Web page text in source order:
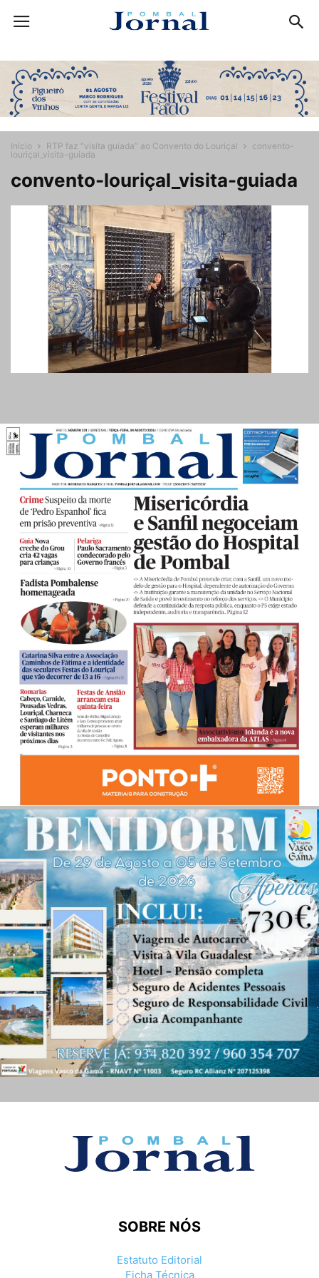
Início RTP faz “visita guiada” ao Convento do Louriçal
convento-
louriçal_visita-guiada
convento-louriçal_visita-guiada
SOBRE NÓS
Estatuto Editorial
Ficha Técnica